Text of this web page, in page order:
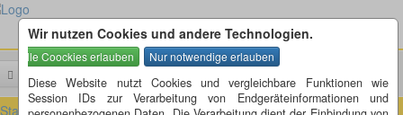
Wir nutzen Cookies und andere Technologien.
Diese Website nutzt Cookies und vergleichbare Funktionen wie
Session IDs zur Verarbeitung von Endgeräteinformationen und
Startseite » Rätsel » Schiffsanstrich